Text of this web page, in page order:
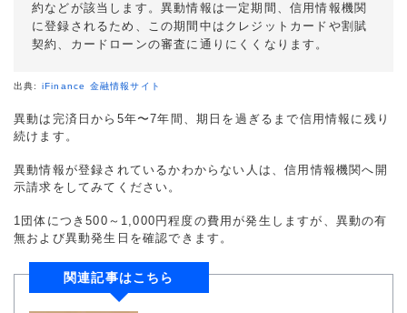
約などが該当します。異動情報は一定期間、信用情報機関
に登録されるため、この期間中はクレジットカードや割賦
契約、カードローンの審査に通りにくくなります。
出典: iFinance 金融情報サイト
異動は完済日から5年〜7年間、期日を過ぎるまで信用情報に残り
続けます。
異動情報が登録されているかわからない人は、信用情報機関へ開
示請求をしてみてください。
1団体につき500～1,000円程度の費用が発生しますが、異動の有
無および異動発生日を確認できます。
関連記事はこちら